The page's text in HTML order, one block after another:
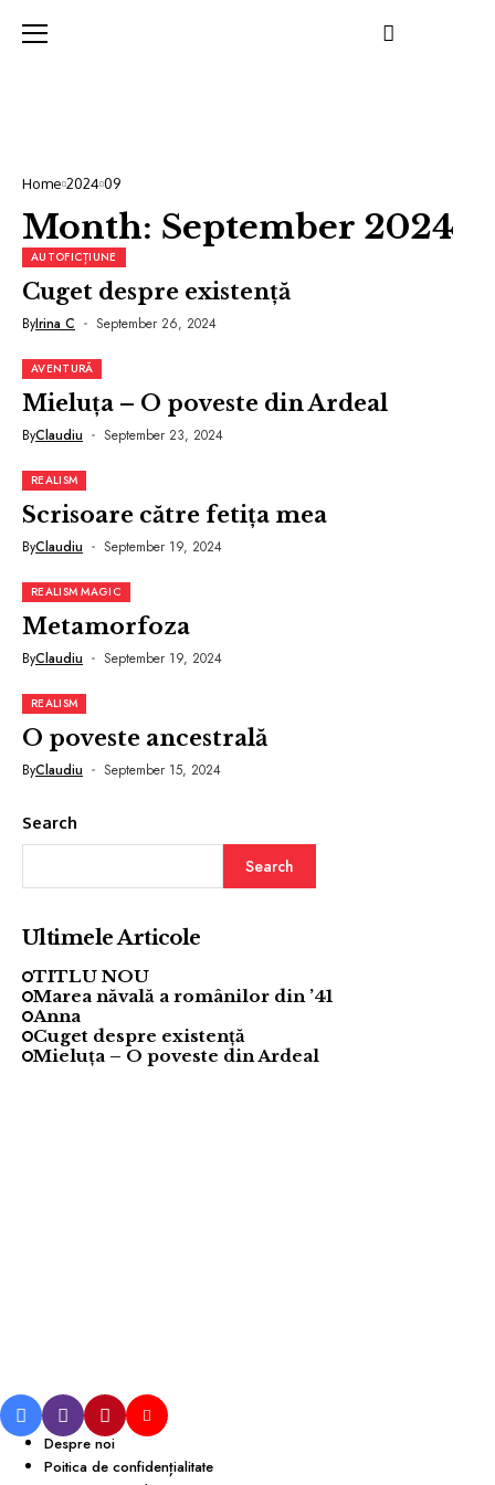
Home 2024 09
Month: September 2024
AUTOFICȚIUNE
Cuget despre existență
ByIrina C September 26, 2024
AVENTURĂ
Mieluța – O poveste din Ardeal
ByClaudiu September 23, 2024
REALISM
Scrisoare către fetița mea
ByClaudiu September 19, 2024
REALISM MAGIC
Metamorfoza
ByClaudiu September 19, 2024
REALISM
O poveste ancestrală
ByClaudiu September 15, 2024
Search
Search
Ultimele Articole
TITLU NOU
Marea năvală a românilor din ’41
Anna
Cuget despre existență
Mieluța – O poveste din Ardeal
Despre noi
Poitica de confidențialitate